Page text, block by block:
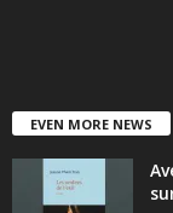
EVEN MORE NEWS